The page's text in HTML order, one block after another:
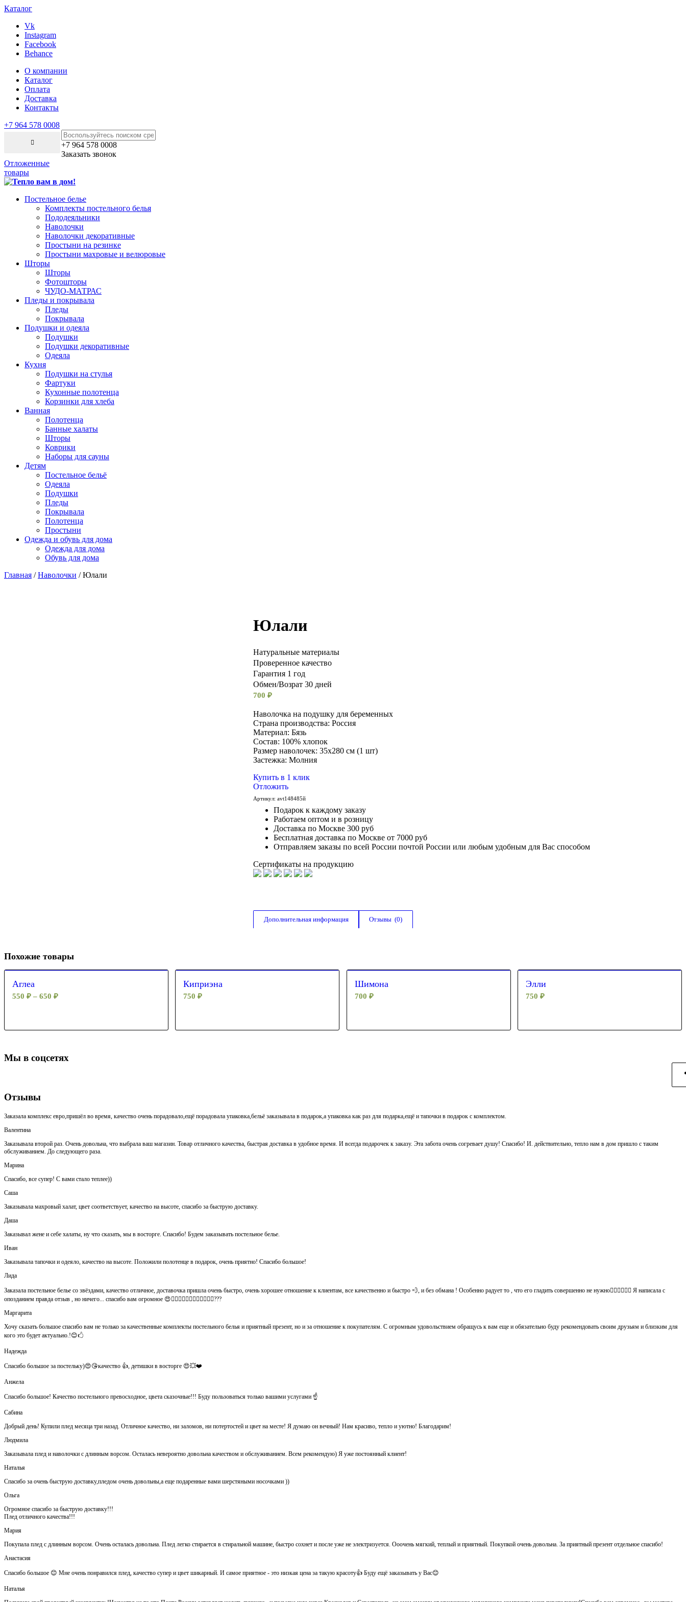
Каталог
Vk
Instagram
Facebook
Behance
О компании
Каталог
Оплата
Доставка
Контакты
+7 964 578 0008
+7 964 578 0008
Заказать звонок
Отложенные
товары
Постельное белье
Комплекты постельного белья
Пододеяльники
Наволочки
Наволочки декоративные
Простыни на резинке
Простыни махровые и велюровые
Шторы
Шторы
Фотошторы
ЧУДО-МАТРАС
Пледы и покрывала
Пледы
Покрывала
Подушки и одеяла
Подушки
Подушки декоративные
Одеяла
Кухня
Подушки на стулья
Фартуки
Кухонные полотенца
Корзинки для хлеба
Ванная
Полотенца
Банные халаты
Шторы
Коврики
Наборы для сауны
Детям
Постельное бельё
Одеяла
Подушки
Пледы
Покрывала
Полотенца
Простыни
Одежда и обувь для дома
Одежда для дома
Обувь для дома
Главная /Наволочки / Юлали
Юлали
Натуральные материалы
Проверенное качество
Гарантия 1 год
Обмен/Возрат 30 дней
700₽
Наволочка на подушку для беременных
Страна производства: Россия
Материал: Бязь
Состав: 100% хлопок
Размер наволочек: 35х280 см (1 шт)
Застежка: Молния
Купить в 1 клик
Отложить
Артикул:avt148485й
Подарок к каждому заказу
Работаем оптом и в розницу
Доставка по Москве 300 руб
Бесплатная доставка по Москве от 7000 руб
Отправляем заказы по всей России почтой России или любым удобным для Вас способом
Сертификаты на продукцию
Дополнительная информация Отзывы  (0)
Похожие товары
Аглеа
550 ₽ – 650 ₽
Киприэна
750₽
Шимона
700 ₽
Элли
750 ₽
Мы в соцсетях
Отзывы
Заказала комплекс евро,пришёл во время, качество очень порадовало,ещё порадовала упаковка,бельё заказывала в подарок,а упаковка как раз для подарка,ещё и тапочки в подарок с комплектом.
Валентина
Заказывала второй раз. Очень довольна, что выбрала ваш магазин. Товар отличного качества, быстрая доставка в удобное время. И всегда подарочек к заказу. Эта забота очень согревает душу! Спасибо! И. действительно, тепло нам в дом пришло с таким
обслуживанием. До следующего раза.
Марина
Спасибо, все супер! С вами стало теплее))
Саша
Заказывала махровый халат, цвет соответствует, качество на высоте, спасибо за быструю доставку.
Даша
Заказывал жене и себе халаты, ну что сказать, мы в восторге. Спасибо! Будем заказывать постельное белье.
Иван
Заказывала тапочки и одеяло, качество на высоте. Положили полотенце в подарок, очень приятно! Спасибо большое!
Лида
Заказала постельное белье со звёздами, качество отличное, доставочка пришла очень быстро, очень хорошее отношение к клиентам, все качественно и быстро 💨, и без обмана ! Особенно радует то , что его гладить совершенно не нужно👍🏻👍🏻🙈😄 Я написала с
опозданием правда отзыв , но ничего... спасибо вам огромное 😍👍🏻👍🏻👏🏻👌🏻👌🏻👌🏻???
Маргарита
Хочу сказать большое спасибо вам не только за качественные комплекты постельного белья и приятный презент, но и за отношение к покупателям. С огромным удовольствием обращусь к вам еще и обязательно буду рекомендовать своим друзьям и близким для
кого это будет актуально.!😊🖒
Надежда
Спасибо большое за постельку)😍😘качество 👍, детишки в восторге 😍💥❤️
Анжела
Спасибо большое! Качество постельного превосходное, цвета сказочные!!! Буду пользоваться только вашими услугами ☝️
Сабина
Добрый день! Купили плед месяца три назад. Отличное качество, ни заломов, ни потертостей и цвет на месте! Я думаю он вечный! Нам красиво, тепло и уютно! Благодарим!
Людмила
Заказывала плед и наволочки с длинным ворсом. Осталась невероятно довольна качеством и обслуживанием. Всем рекомендую) Я уже постоянный клиент!
Наталья
Спасибо за очень быструю доставку,пледом очень довольны,а еще подаренные вами шерстяными носочками ))
Ольга
Огромное спасибо за быструю доставку!!!
Плед отличного качества!!!
Мария
Покупала плед с длинным ворсом. Очень осталась довольна. Плед легко стирается в стиральной машине, быстро сохнет и после уже не электризуется. Ооочень мягкий, теплый и приятный. Покупкой очень довольна. За приятный презент отдельное спасибо!
Анастасия
Спасибо большое 😊 Мне очень понравился плед, качество супер и цвет шикарный. И самое приятное - это низкая цена за такую красоту👍 Буду ещё заказывать у Вас😊
Наталья